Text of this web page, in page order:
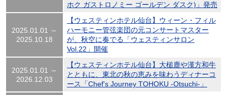
ホク ガストロノミー ゴールデン ダスク)」発売
2025.01.01 ～
2025.10.18
【ウェスティンホテル仙台】ウィーン・フィル
ハーモニー管弦楽団の元コンサートマスター
が、秋空に奏でる「ウェスティンサロン
Vol.22」開催
2025.01.01 ～
2026.12.03
【ウェスティンホテル仙台】大槌鹿や漢方和牛
とともに、東北の秋の恵みを味わうディナーコ
ース「Chef's Journey TOHOKU -Otsuchi-」